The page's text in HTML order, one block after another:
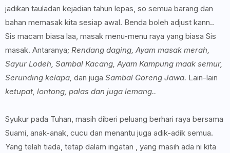
jadikan tauladan kejadian tahun lepas, so semua barang dan
bahan memasak kita sesiap awal. Benda boleh adjust kann..
Sis macam biasa laa, masak menu-menu raya yang biasa Sis
masak. Antaranya; Rendang daging, Ayam masak merah,
Sayur Lodeh, Sambal Kacang, Ayam Kampung maak semur,
Serunding kelapa, dan juga Sambal Goreng Jawa. Lain-lain
ketupat, lontong, palas dan juga lemang..
Syukur pada Tuhan, masih diberi peluang berhari raya bersama
Suami, anak-anak, cucu dan menantu juga adik-adik semua.
Yang telah tiada, tetap dalam ingatan , yang masih ada ni kita